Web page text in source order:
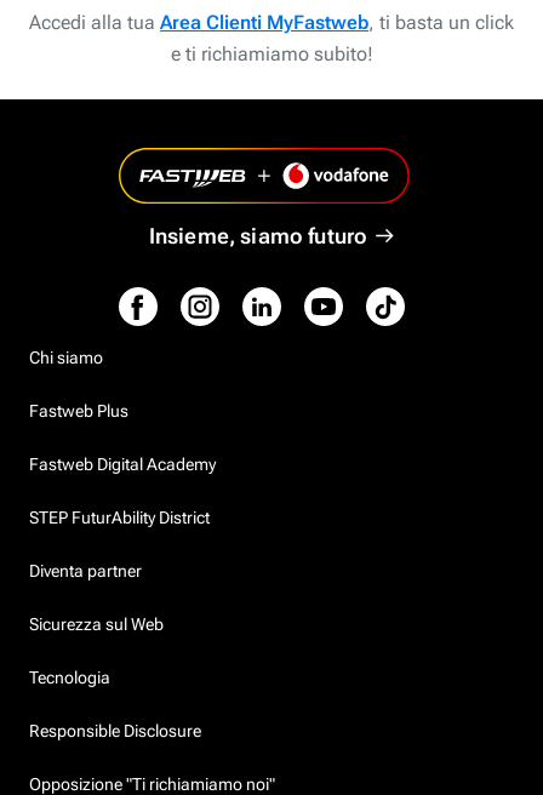
Accedi alla tua Area Clienti MyFastweb, ti basta un click
e ti richiamiamo subito!
Insieme, siamo futuro
Chi siamo
Fastweb Plus
Fastweb Digital Academy
STEP FuturAbility District
Diventa partner
Sicurezza sul Web
Tecnologia
Responsible Disclosure
Opposizione "Ti richiamiamo noi"